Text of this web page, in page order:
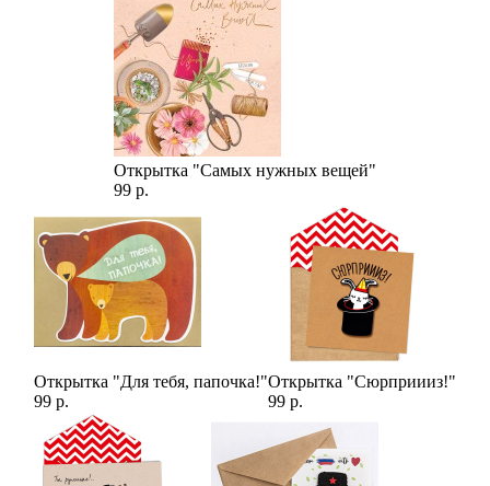
Открытка "Самых нужных вещей"
99 р.
Открытка "Для тебя, папочка!"
99 р.
Открытка "Сюрприииз!"
99 р.